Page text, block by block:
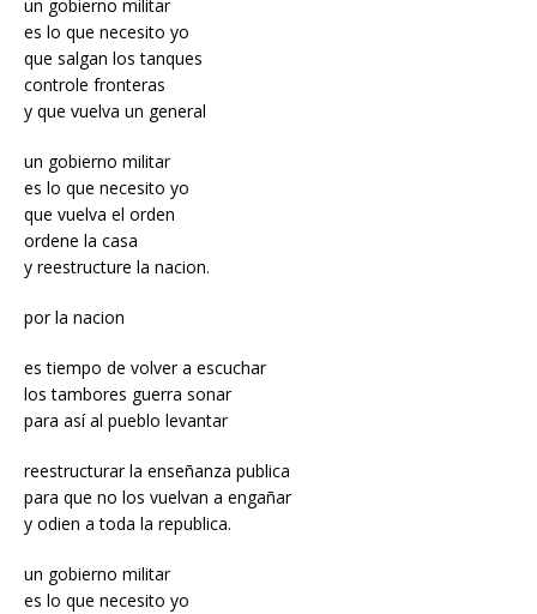
un gobierno militar
es lo que necesito yo
que salgan los tanques
controle fronteras
y que vuelva un general
un gobierno militar
es lo que necesito yo
que vuelva el orden
ordene la casa
y reestructure la nacion.
por la nacion
es tiempo de volver a escuchar
los tambores guerra sonar
para así al pueblo levantar
reestructurar la enseñanza publica
para que no los vuelvan a engañar
y odien a toda la republica.
un gobierno militar
es lo que necesito yo